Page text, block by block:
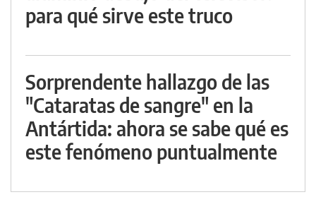
para qué sirve este truco
Sorprendente hallazgo de las
"Cataratas de sangre" en la
Antártida: ahora se sabe qué es
este fenómeno puntualmente